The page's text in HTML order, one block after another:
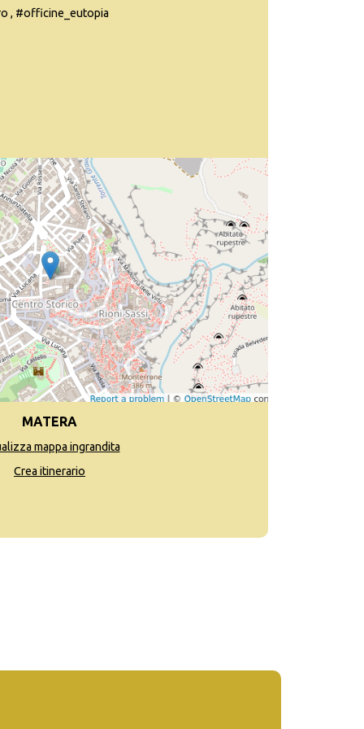
, #officine_eutopia
MATERA
mappa ingrandita
Crea itinerario